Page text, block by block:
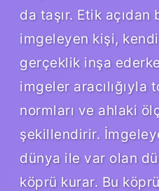
da taşır. Etik açıdan
imgeleyen kişi,
gerçeklik inşa
imgeler
normları ve ahlaki
şekillendirir.
dünya ile var olan
köprü kurar. Bu